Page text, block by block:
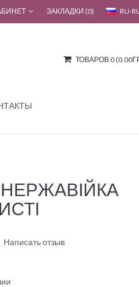
RU-
ЗАКЛАДКИ (0)
ТОВАРОВ 0
НЕРЖАВІЙКА
Написать отзыв